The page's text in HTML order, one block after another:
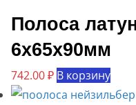
Полоса
6х65х90мм
742.00₽ В корзину